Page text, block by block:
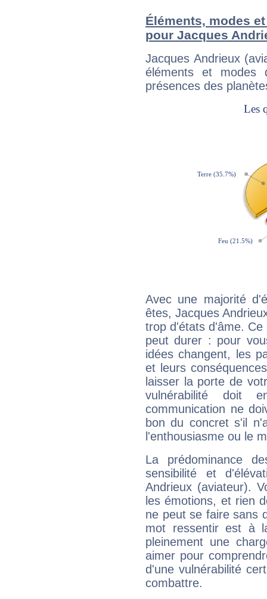
Éléments, modes
pour Jacques
Jacques Andrieux
éléments et modes
présences des
Avec une majorité
êtes, Jacques
trop d'états d'âme.
peut durer : pour
idées changent, les
et leurs
laisser la porte de
vulnérabilité doit
communication ne
bon du concret s'il
l'enthousiasme ou le
La prédominance
sensibilité et
Andrieux (aviateur).
les émotions, et rien
ne peut se faire sans
mot ressentir est à
pleinement une
aimer pour
d'une vulnérabilité
combattre.